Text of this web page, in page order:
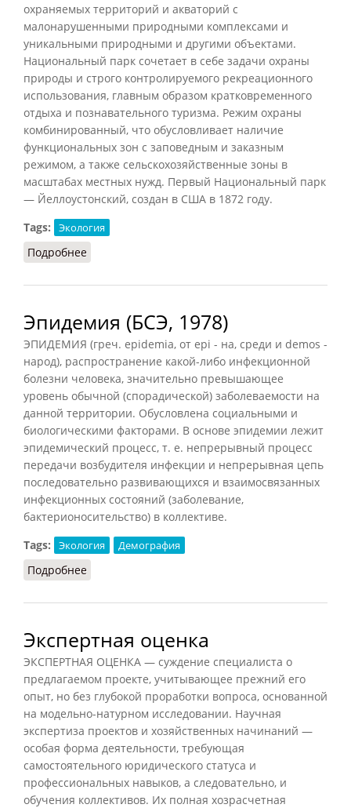
охраняемых территорий и акваторий с
малонарушенными природными комплексами и
уникальными природными и другими объектами.
Национальный парк сочетает в себе задачи охраны
природы и строго контролируемого рекреационного
использования, главным образом кратковременного
отдыха и познавательного туризма. Режим охраны
комбинированный, что обусловливает наличие
функциональных зон с заповедным и заказным
режимом, а также сельскохозяйственные зоны в
масштабах местных нужд. Первый Национальный парк
— Йеллоустонский, создан в США в 1872 году.
Tags:
Экология
Подробнее
Эпидемия (БСЭ, 1978)
ЭПИДЕМИЯ (греч. epidemia, от epi - на, среди и demos -
народ), распространение какой-либо инфекционной
болезни человека, значительно превышающее
уровень обычной (спорадической) заболеваемости на
данной территории. Обусловлена социальными и
биологическими факторами. В основе эпидемии лежит
эпидемический процесс, т. е. непрерывный процесс
передачи возбудителя инфекции и непрерывная цепь
последовательно развивающихся и взаимосвязанных
инфекционных состояний (заболевание,
бактерионосительство) в коллективе.
Tags:
Экология Демография
Подробнее
Экспертная оценка
ЭКСПЕРТНАЯ ОЦЕНКА — суждение специалиста о
предлагаемом проекте, учитывающее прежний его
опыт, но без глубокой проработки вопроса, основанной
на модельно-натурном исследовании. Научная
экспертиза проектов и хозяйственных начинаний —
особая форма деятельности, требующая
самостоятельного юридического статуса и
профессиональных навыков, а следовательно, и
обучения коллективов. Их полная хозрасчетная